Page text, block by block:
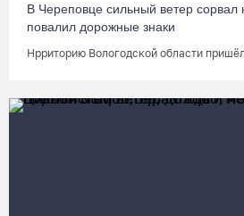
В Череповце сильный ветер сорвал
повалил дорожные знаки
Нрриторию Вологодской области